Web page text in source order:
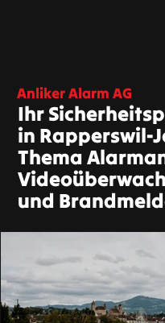
Anliker Alarm AG
Ihr
in Rapperswil-
Thema
und